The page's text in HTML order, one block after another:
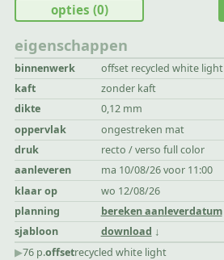
eigenschappen
binnenwerk offset recycled white light
kaft
zonder kaft
dikte
0,12 mm
oppervlak
ongestreken mat
druk
recto / verso full color
aanleveren
ma 10/08/26 voor 11:00
klaar op
wo 12/08/26
planning
bereken aanleverdatum
sjabloon
download
opties (0)
▶︎76 p.offsetrecycled white light